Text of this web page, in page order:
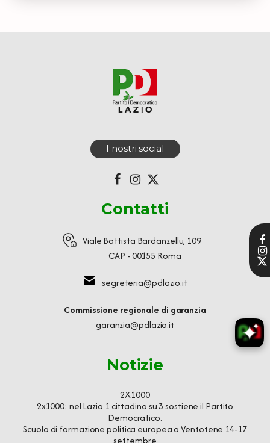
I nostri social
Contatti
Viale Battista Bardanzellu, 109
CAP - 00155 Roma
segreteria@pdlazio.it
Commissione regionale di garanzia
garanzia@pdlazio.it
Notizie
2X1000
2x1000: nel Lazio 1 cittadino su 3 sostiene il Partito
Democratico.
Scuola di formazione politica europea a Ventotene 14-17
settembre